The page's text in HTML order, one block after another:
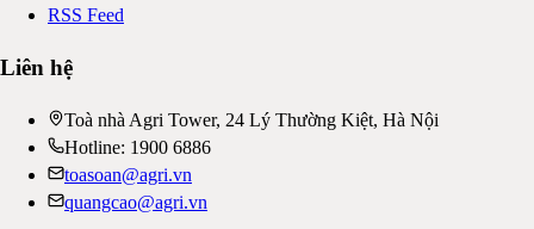
RSS Feed
Liên hệ
Toà nhà Agri Tower, 24 Lý Thường Kiệt, Hà Nội
Hotline: 1900 6886
toasoan@agri.vn
quangcao@agri.vn